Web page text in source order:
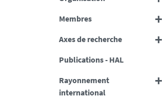
Membres
Axes de recherche
Publications - HAL
Rayonnement
international